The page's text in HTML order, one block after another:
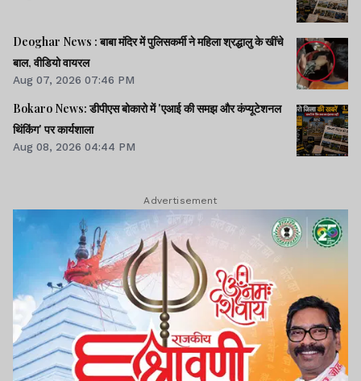
Deoghar News : बाबा मंदिर में पुलिसकर्मी ने महिला श्रद्धालु के खींचे
बाल, वीडियो वायरल
Aug 07, 2026 07:46 PM
Bokaro News: डीपीएस बोकारो में 'एआई की समझ और कंप्यूटेशनल
थिंकिंग' पर कार्यशाला
Aug 08, 2026 04:44 PM
Advertisement